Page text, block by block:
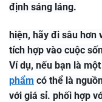
định sáng láng.
hiện, hãy đi sâu hơn
tích hợp vào cuộc
Ví dụ, nếu bạn là
phẩm có thể là
với giá sỉ. phối hợp